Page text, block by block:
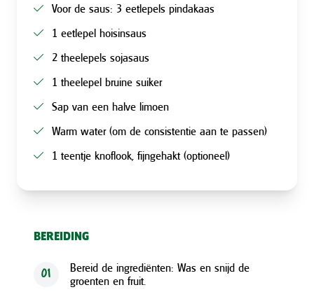
Voor de saus: 3 eetlepels pindakaas
1 eetlepel hoisinsaus
2 theelepels sojasaus
1 theelepel bruine suiker
Sap van een halve limoen
Warm water (om de consistentie aan te passen)
1 teentje knoflook, fijngehakt (optioneel)
BEREIDING
01
Bereid de ingrediënten: Was en snijd de
groenten en fruit.